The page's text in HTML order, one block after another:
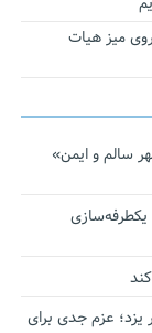
روی میز هیات
سالم و ایمن»
یکطرفه‌سازی
یزد؛ عزم جدی برای